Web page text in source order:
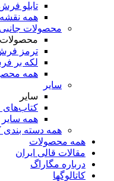
تابلو
همه
محصولات جانبی
محصولات
ترمز
لکه بر
همه
سایر
سایر
همه سایر
همه دسته بندی
همه محصولات
مقالات قالی ایران
درباره مگاراگ
کاتالوگها